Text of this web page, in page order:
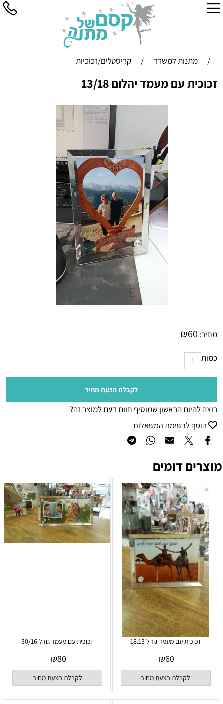
/ מתנות למשרד / קריסטלים/זכוכיות
זכוכית עם מעמד יהלום 13/18
מחיר: ₪60
כמות
לקבלת הצעת מחיר
רוצה להיות הראשון שמוסיף חוות דעת למוצר זה?
הוסף לרשימת המשאלות
מוצרים דומים
זכוכית עם מעמד גודל 18.13
₪60
לקבלת הצעת מחיר
זכוכית עם מעמד גודל 30/16
₪80
לקבלת הצעת מחיר